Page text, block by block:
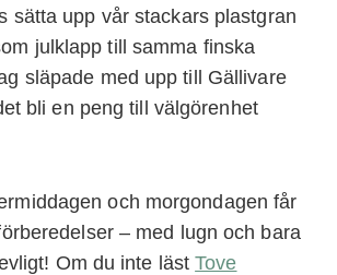
sätta upp vår stackars plastgran
julklapp till samma finska
släpade med upp till Gällivare
bli en peng till välgörenhet
och morgondagen får
– med lugn och bara
Om du inte lästTove